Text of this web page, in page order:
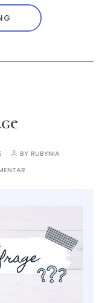
BY RUBYNIA